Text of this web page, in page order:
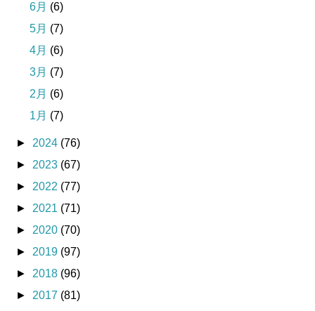
6月 (6)
5月 (7)
4月 (6)
3月 (7)
2月 (6)
1月 (7)
► 2024 (76)
► 2023 (67)
► 2022 (77)
► 2021 (71)
► 2020 (70)
► 2019 (97)
► 2018 (96)
► 2017 (81)